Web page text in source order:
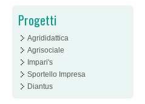
Progetti
Agrididattica
Agrisociale
Impari's
Sportello Impresa
Diantus